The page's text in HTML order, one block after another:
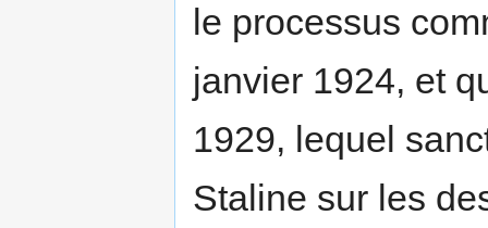
le processus
janvier 1924, et
1929, lequel
Staline sur les